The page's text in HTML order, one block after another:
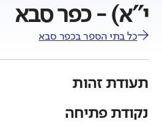
י"א) - כפר סבא
כל בתי הספר בכפר סבא
תעודת זהות
פיקוח
נקודת פתיחה